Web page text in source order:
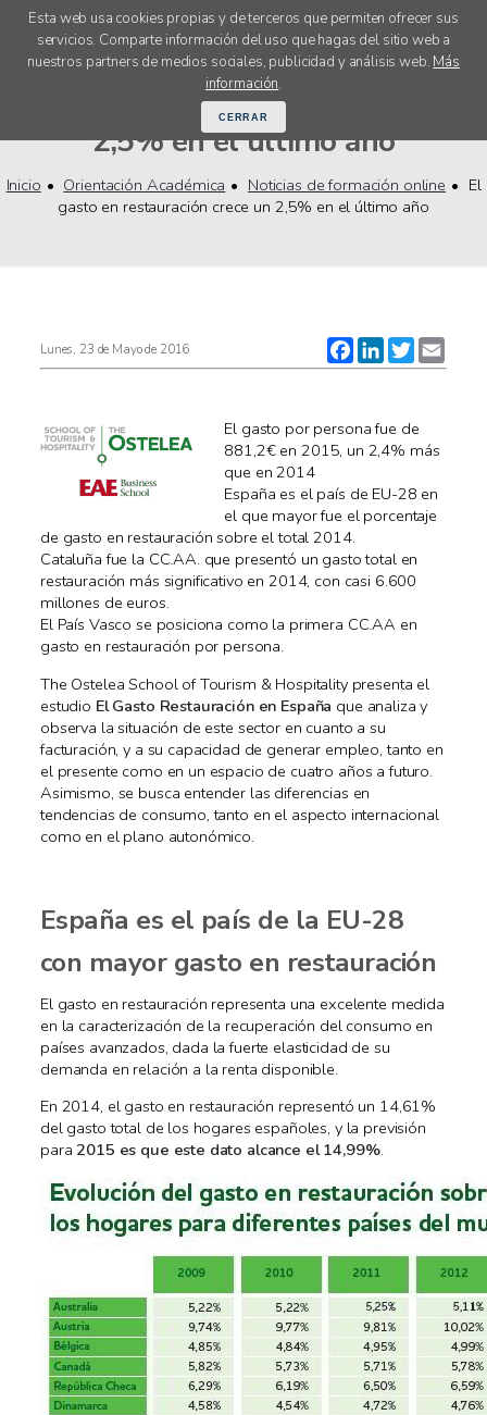
Esta web usa cookies propias y de terceros que permiten ofrecer sus
servicios. Comparte información del uso que hagas del sitio web a
nuestros partners de medios sociales, publicidad y análisis web. Más
información.
CERRAR
menú
El gasto en restauración crece un
2,5% en el último año
Inicio Orientación Académica Noticias de formación online
El
gasto en restauración crece un 2,5% en el último año
Facebook
LinkedIn
Twitter
Lunes, 23 de Mayo de 2016
El gasto por persona fue de
881,2€ en 2015, un 2,4% más
que en 2014
España es el país de EU-28 en
el que mayor fue el porcentaje
de gasto en restauración sobre el total 2014.
Cataluña fue la CC.AA. que presentó un gasto total en
restauración más significativo en 2014, con casi 6.600
millones de euros.
El País Vasco se posiciona como la primera CC.AA en
gasto en restauración por persona.
The Ostelea School of Tourism & Hospitality presenta el
estudio El Gasto Restauración en España que analiza y
observa la situación de este sector en cuanto a su
facturación, y a su capacidad de generar empleo, tanto en
el presente como en un espacio de cuatro años a futuro.
Asimismo, se busca entender las diferencias en
tendencias de consumo, tanto en el aspecto internacional
como en el plano autonómico.
España es el país de la EU-28
con mayor gasto en restauración
El gasto en restauración representa una excelente medida
en la caracterización de la recuperación del consumo en
países avanzados, dada la fuerte elasticidad de su
demanda en relación a la renta disponible.
En 2014, el gasto en restauración representó un 14,61%
del gasto total de los hogares españoles, y la previsión
para 2015 es que este dato alcance el 14,99%.